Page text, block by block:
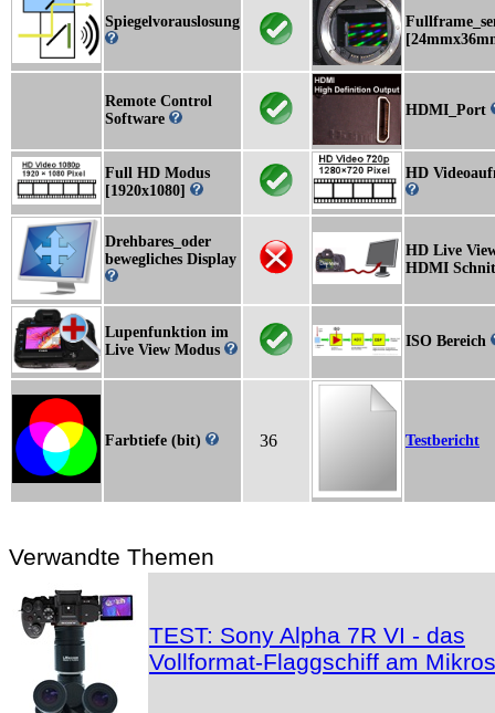
Spiegelvorauslosung
Remote Control
Software
HDMI_Port
Full HD Modus
[1920x1080]
HD
Drehbares_oder
bewegliches Display
HD Live
HDMI
Lupenfunktion im
Live View Modus
ISO Bereich
Farbtiefe (bit) 36 Testbericht
Verwandte Themen
TEST: Sony Alpha 7R VI - das
Vollformat-Flaggschiff am